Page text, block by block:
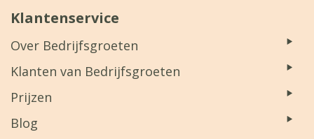
Klantenservice
Over Bedrijfsgroeten
Klanten van Bedrijfsgroeten
Prijzen
Blog